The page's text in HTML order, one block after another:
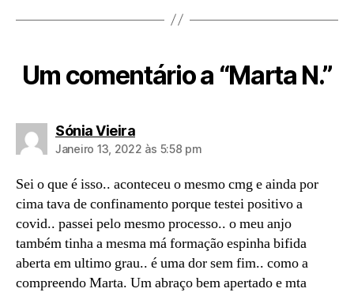
Um comentário a “Marta N.”
Sónia Vieiradiz:
Janeiro 13, 2022 às 5:58 pm
Sei o que é isso.. aconteceu o mesmo cmg e ainda por
cima tava de confinamento porque testei positivo a
covid.. passei pelo mesmo processo.. o meu anjo
também tinha a mesma má formação espinha bifida
aberta em ultimo grau.. é uma dor sem fim.. como a
compreendo Marta. Um abraço bem apertado e mta